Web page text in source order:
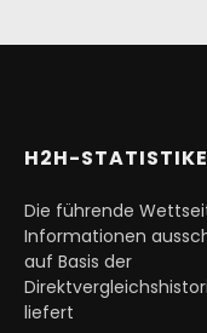
H2H-
Die führende
Informationen
auf Basis der
liefert